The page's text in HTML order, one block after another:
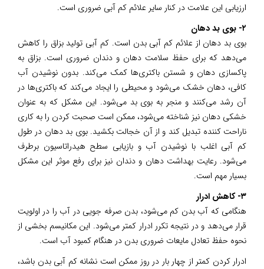
ارزیابی این علامت در کنار سایر علائم کم آبی ضروری است.
۲- بوی بد دهان
بوی بد دهان از علائم کم آبی بدن است. کم آبی تولید بزاق را کاهش
می‌دهد که برای حفظ سلامت دهان و دندان ضروری است. بزاق به
پاکسازی دهان و شستن باکتری‌ها کمک می‌کند. بدون نوشیدن آب
کافی، دهان خشک می‌شود و محیطی را ایجاد می‌کند که باکتری‌ها در
آن رشد می‌کنند و منجر به بوی بد می‌شود. این مشکل که به عنوان
خشکی دهان نیز شناخته می‌شود، ممکن است صحبت کردن را به کاری
ناراحت کننده تبدیل کند و از آن خجالت بکشید. بوی بد دهان در طول
کم آبی اغلب با نوشیدن آب و بازیابی سطح هیدراتاسیون برطرف
می‌شود. رعایت بهداشت دهان و دندان نیز برای رفع موثر این مشکل
بسیار مهم است.
۳- کاهش ادرار
هنگامی که آب بدن کم می‌شود، بدن صرفه جویی در آب را در اولویت
قرار می‌دهد و در نتیجه تکرر ادرار کمتر می‌شود. این مکانیسم بخشی از
نحوه حفظ تعادل مایعات ضروری بدن در هنگام کمبود آب است.
ادرار کردن کمتر از چهار بار در روز ممکن است نشانه کم آبی بدن باشد،